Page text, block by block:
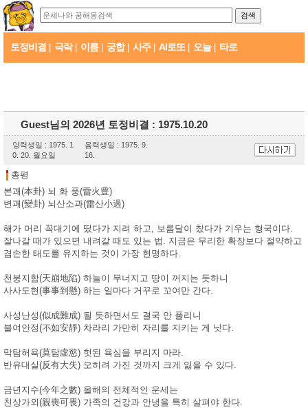
토정비결 극락 이름 궁합 사주 AI로또 오늘 타로
Guest님의 2026년 토정비결 : 1975.10.20
양력생일 : 1975. 1
0. 20. 월요일
음력생일 : 1975. 9.
16.
총평
본괘(本卦) 뇌 화 풍(雷火豊)
변괘(變卦) 뇌산소과(雷산小過)
해가 머리 꼭대기에 떴다가 지려 하고, 보름달이 찼다가 기우는 형국이다.
잘나갈 때가 있으면 내려갈 때도 있는 법. 지금은 무리한 확장보다 절약하고
겸손한 태도를 유지하는 것이 가장 현명하다.
천붕지함(天崩地陷) 하늘이 무너지고 땅이 꺼지는 듯하니
사사도현(事事到懸) 하는 일마다 거꾸로 꼬여만 간다.
사성난성(似成難成) 될 듯하면서도 결국 안 풀리니
불여안정(不如安靜) 차라리 가만히 자리를 지키는 게 낫다.
막탐허욕(莫탐虛慾) 헛된 욕심을 부리지 마라.
반유대실(反有大失) 오히려 가진 것까지 크게 잃을 수 있다.
금년지수(今年之數) 올해의 전체적인 운세는
친상가외(親喪可畏) 가족의 건강과 안녕을 특히 살펴야 한다.